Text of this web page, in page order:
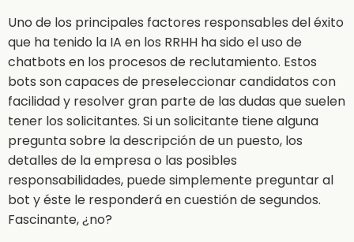
Uno de los principales factores responsables del éxito
que ha tenido la IA en los RRHH ha sido el uso de
chatbots en los procesos de reclutamiento. Estos
bots son capaces de preseleccionar candidatos con
facilidad y resolver gran parte de las dudas que suelen
tener los solicitantes. Si un solicitante tiene alguna
pregunta sobre la descripción de un puesto, los
detalles de la empresa o las posibles
responsabilidades, puede simplemente preguntar al
bot y éste le responderá en cuestión de segundos.
Fascinante, ¿no?